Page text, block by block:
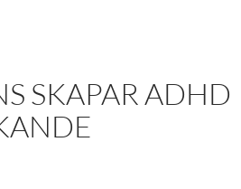
SKAPAR ADHD